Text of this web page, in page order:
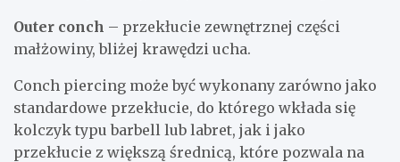
Outer conch – przekłucie zewnętrznej części
małżowiny, bliżej krawędzi ucha.
Conch piercing może być wykonany zarówno jako
standardowe przekłucie, do którego wkłada się
kolczyk typu barbell lub labret, jak i jako
przekłucie z większą średnicą, które pozwala na